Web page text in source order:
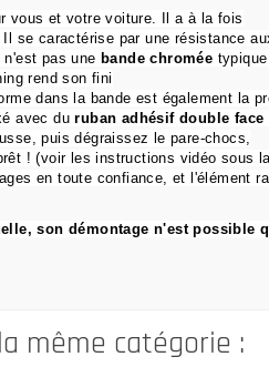
vous et votre voiture.
Il a à la fois
Il se caractérise par une résistance
n'est pas une bande chromée typique
rend son fini
dans la bande est également la
avec duruban adhésif double face
puis dégraissez le pare-chocs,
!(voir les instructions vidéo sous
en toute confiance, et l'élément
son démontage n'est possible
même catégorie :